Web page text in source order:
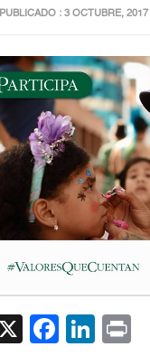
PUBLICADO : 3 OCTUBRE, 2017
X